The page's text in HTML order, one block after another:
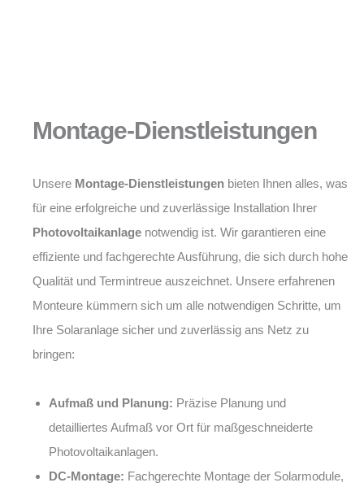
Montage-Dienstleistungen
Unsere Montage-Dienstleistungen bieten Ihnen alles, was
für eine erfolgreiche und zuverlässige Installation Ihrer
Photovoltaikanlage notwendig ist. Wir garantieren eine
effiziente und fachgerechte Ausführung, die sich durch hohe
Qualität und Termintreue auszeichnet. Unsere erfahrenen
Monteure kümmern sich um alle notwendigen Schritte, um
Ihre Solaranlage sicher und zuverlässig ans Netz zu
bringen:
Aufmaß und Planung: Präzise Planung und
detailliertes Aufmaß vor Ort für maßgeschneiderte
Photovoltaikanlagen.
DC-Montage: Fachgerechte Montage der Solarmodule,